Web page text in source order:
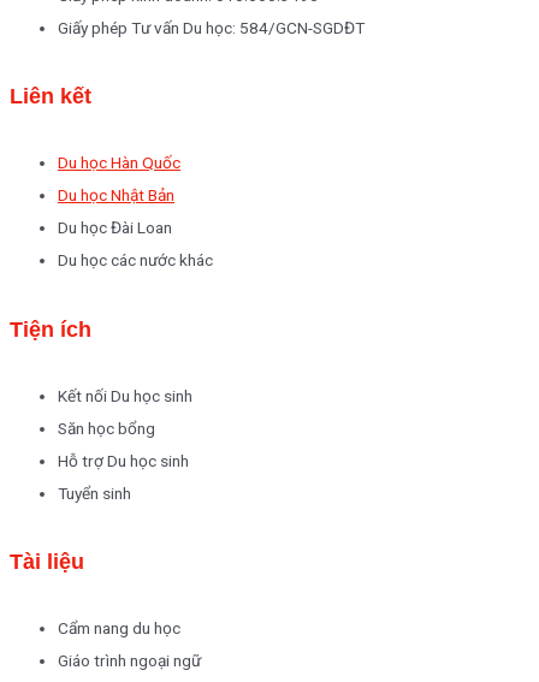
Giấy phép Tư vấn Du học: 584/GCN-SGDĐT
Liên kết
Du học Hàn Quốc
Du học Nhật Bản
Du học Đài Loan
Du học các nước khác
Tiện ích
Kết nối Du học sinh
Săn học bổng
Hỗ trợ Du học sinh
Tuyển sinh
Tài liệu
Cẩm nang du học
Giáo trình ngoại ngữ